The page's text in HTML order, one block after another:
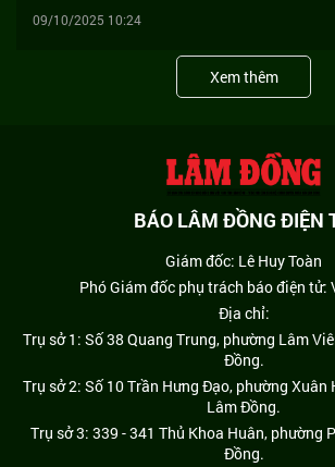
09/10/2025 10:24
Xem thêm
BÁO LÂM ĐỒNG ĐIỆN
Giám đốc: Lê Huy Toàn
Phó Giám đốc phụ trách báo điện tử:
Địa chỉ:
Trụ sở 1: Số 38 Quang Trung, phường Lâm
Đồng.
Trụ sở 2: Số 10 Trần Hưng Đạo, phường Xuân
Lâm Đồng.
Trụ sở 3: 339 - 341 Thủ Khoa Huân, phường
Đồng.